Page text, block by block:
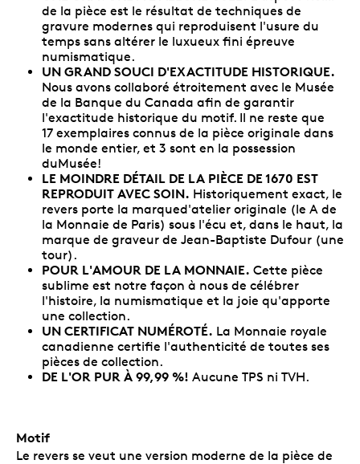
de la pièce est le résultat de techniques de
gravure modernes qui reproduisent l'usure du
temps sans altérer le luxueux fini épreuve
numismatique.
UN GRAND SOUCI D'EXACTITUDE HISTORIQUE.
Nous avons collaboré étroitement avec le Musée
de la Banque du Canada afin de garantir
l'exactitude historique du motif. Il ne reste que
17 exemplaires connus de la pièce originale dans
le monde entier, et 3 sont en la possession
duMusée!
LE MOINDRE DÉTAIL DE LA PIÈCE DE 1670 EST
REPRODUIT AVEC SOIN. Historiquement exact, le
revers porte la marqued'atelier originale (le A de
la Monnaie de Paris) sous l'écu et, dans le haut, la
marque de graveur de Jean-Baptiste Dufour (une
tour).
POUR L'AMOUR DE LA MONNAIE. Cette pièce
sublime est notre façon à nous de célébrer
l'histoire, la numismatique et la joie qu'apporte
une collection.
UN CERTIFICAT NUMÉROTÉ. La Monnaie royale
canadienne certifie l'authenticité de toutes ses
pièces de collection.
DE L'OR PUR À 99,99 %! Aucune TPS ni TVH.
Motif
Le revers se veut une version moderne de la pièce de